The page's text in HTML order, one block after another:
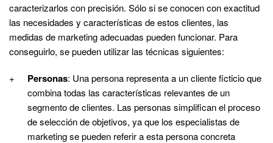
caracterizarlos con precisión. Sólo si se conocen con exactitud
las necesidades y características de estos clientes, las
medidas de marketing adecuadas pueden funcionar. Para
conseguirlo, se pueden utilizar las técnicas siguientes:
Personas: Una persona representa a un cliente ficticio que
combina todas las características relevantes de un
segmento de clientes. Las personas simplifican el proceso
de selección de objetivos, ya que los especialistas de
marketing se pueden referir a esta persona concreta